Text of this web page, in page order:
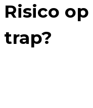
Risico
trap?